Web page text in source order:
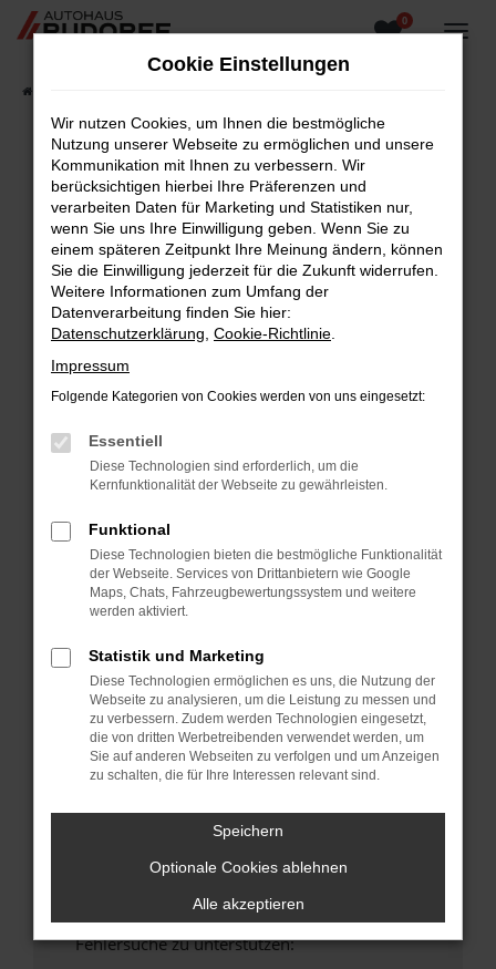
Zum
0
Fehler: Network Error
Beim Laden ist ein Fehler aufgetreten.
Hier sind ein paar Tipps, die dir helfen können:
Überprüfe deine Firewall und deine
Internetverbindung.
Laden andere Webseiten, zum Beispiel deine
Suchmaschine?
Prüfe deine Browsererweiterungen.
Manche Erweiterungen, wie Werbeblocker,
können das Laden bestimmter Seiten
verhindern. Funktioniert die Seite in einem
Fenster?
Starte dein Gerät neu.
Das kann manchmal helfen, vorübergehende
Probleme zu beheben.
Betriebssystem auf dem neuesten Stand
sind.
Veraltete Software birgt nicht nur ein
Sicherheitsrisiko, sondern kann auch dazu
führen, dass bestimmte Funktionen nicht mehr
unterstützt werden.
Wende dich an den Webseitenbetreiber.
Wenn du alle oben genannten Schritte versucht
hast, kontaktiere uns bitte. Wir werden
versuchen, das Problem zu beheben. Du kannst
uns diesen Text schicken, um uns bei der
Fehlersuche zu unterstützen:
Cookie Einstellungen
Wir nutzen Cookies, um Ihnen die bestmögliche
Nutzung unserer Webseite zu ermöglichen und unsere
Kommunikation mit Ihnen zu verbessern. Wir
berücksichtigen hierbei Ihre Präferenzen und
verarbeiten Daten für Marketing und Statistiken nur,
wenn Sie uns Ihre Einwilligung geben. Wenn Sie zu
einem späteren Zeitpunkt Ihre Meinung ändern, können
Sie die Einwilligung jederzeit für die Zukunft widerrufen.
Weitere Informationen zum Umfang der
Datenverarbeitung finden Sie hier:
Datenschutzerklärung Cookie-Richtlinie
Impressum
Folgende Kategorien von Cookies werden von uns eingesetzt:
Essentiell
Diese Technologien sind erforderlich, um die
Kernfunktionalität der Webseite zu gewährleisten.
Funktional
Diese Technologien bieten die bestmögliche Funktionalität
der Webseite. Services von Drittanbietern wie Google
Maps, Chats, Fahrzeugbewertungssystem und weitere
werden aktiviert.
Statistik und Marketing
Diese Technologien ermöglichen es uns, die Nutzung der
Webseite zu analysieren, um die Leistung zu messen und
zu verbessern. Zudem werden Technologien eingesetzt,
die von dritten Werbetreibenden verwendet werden, um
Sie auf anderen Webseiten zu verfolgen und um Anzeigen
zu schalten, die für Ihre Interessen relevant sind.
Speichern
Optionale Cookies ablehnen
Alle akzeptieren